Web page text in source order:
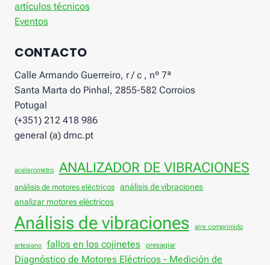
artículos técnicos
Eventos
CONTACTO
Calle Armando Guerreiro, r / c , nº 7ª
Santa Marta do Pinhal, 2855-582 Corroios
Potugal
(+351) 212 418 986
general (a) dmc.pt
acelerometro ANALIZADOR DE VIBRACIONES
análisis de motores eléctricos análisis de vibraciones
analizar motores eléctricos
Análisis de vibraciones aire comprimido
artesiano fallos en los cojinetes presagiar
Diagnóstico de Motores Eléctricos - Medición de